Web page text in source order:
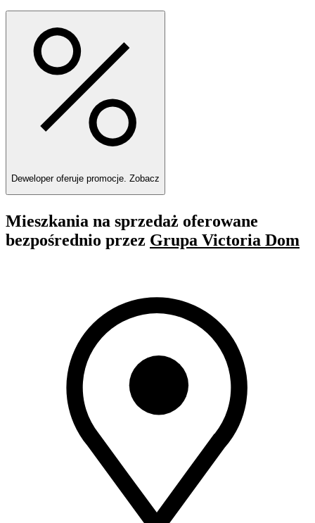
Deweloper oferuje promocje. Zobacz
Mieszkania na sprzedaż oferowane
bezpośrednio przez Grupa Victoria Dom